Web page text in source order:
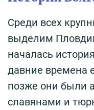
Среди всех
выделим
началась
давние времена
позже они были
славянами и